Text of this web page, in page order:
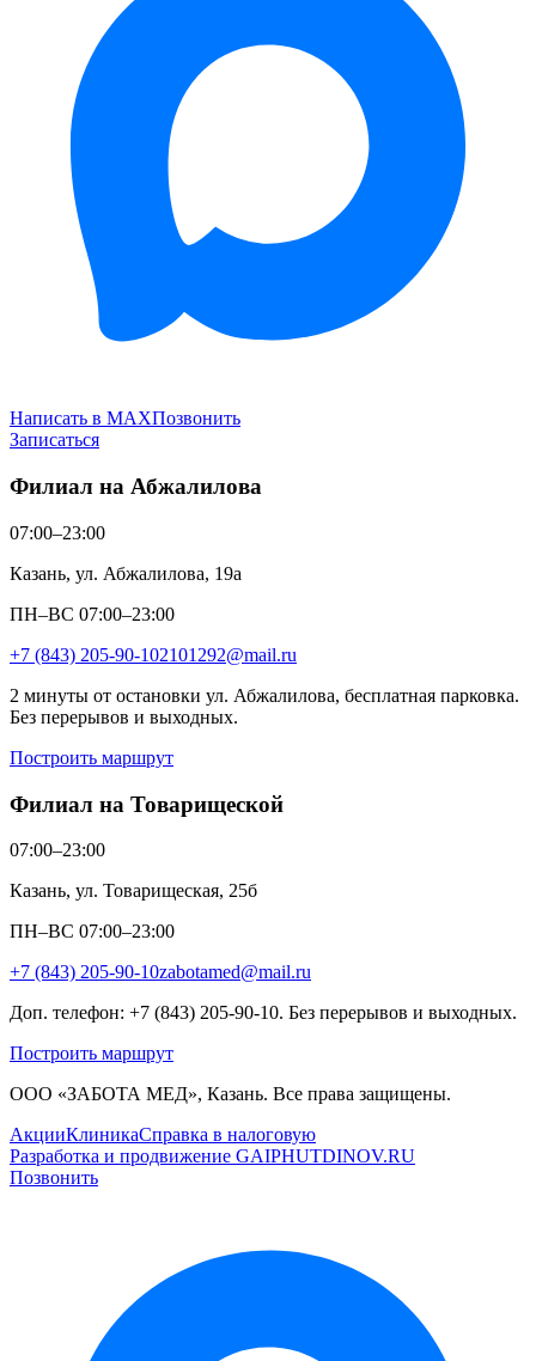
Написать в MAXПозвонить
Записаться
Филиал на Абжалилова
07:00–23:00
Казань, ул. Абжалилова, 19а
ПН–ВС 07:00–23:00
+7 (843) 205-90-102101292@mail.ru
2 минуты от остановки ул. Абжалилова, бесплатная парковка.
Без перерывов и выходных.
Построить маршрут
Филиал на Товарищеской
07:00–23:00
Казань, ул. Товарищеская, 25б
ПН–ВС 07:00–23:00
+7 (843) 205-90-10zabotamed@mail.ru
Доп. телефон: +7 (843) 205-90-10. Без перерывов и выходных.
Построить маршрут
ООО «ЗАБОТА МЕД», Казань. Все права защищены.
АкцииКлиникаСправка в налоговую
Разработка и продвижение GAIPHUTDINOV.RU
Позвонить